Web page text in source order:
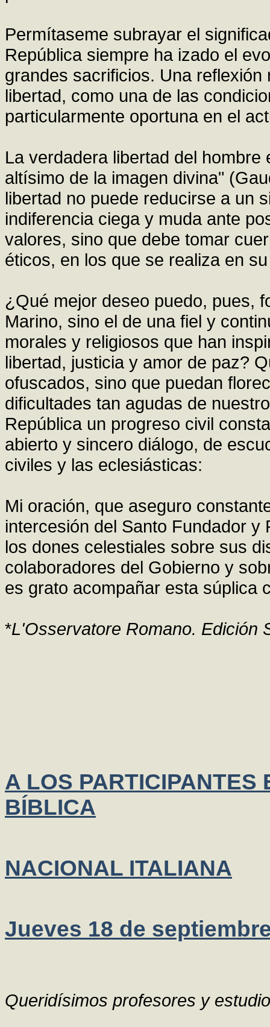
Permítaseme subrayar el
República siempre ha izado el
grandes sacrificios. Una
libertad, como una de las
particularmente oportuna en el
La verdadera libertad del
altísimo de la imagen divina"
libertad no puede reducirse a un
indiferencia ciega y muda ante
valores, sino que debe tomar
éticos, en los que se realiza en
¿Qué mejor deseo puedo, pues,
Marino, sino el de una fiel y
morales y religiosos que han
libertad, justicia y amor de paz?
ofuscados, sino que puedan
dificultades tan agudas de
República un progreso civil
abierto y sincero diálogo, de
civiles y las eclesiásticas:
Mi oración, que aseguro
intercesión del Santo Fundador y
los dones celestiales sobre sus
colaboradores del Gobierno y
es grato acompañar esta súplica
*L'Osservatore Romano. Edición
A LOS PARTICIPANTES
BÍBLICA
NACIONAL ITALIANA
Jueves 18 de
Queridísimos profesores y